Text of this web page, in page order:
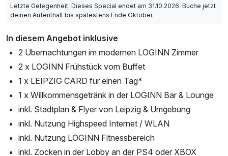
Letzte Gelegenheit: Dieses Special endet am 31.10.2026. Buche jetzt
deinen Aufenthalt bis spätestens Ende Oktober.
In diesem Angebot inklusive
2 Übernachtungen im modernen LOGINN Zimmer
2 x LOGINN Frühstück vom Buffet
1 x LEIPZIG CARD für einen Tag*
1 x Willkommensgetränk in der LOGINN Bar & Lounge
inkl. Stadtplan & Flyer von Leipzig & Umgebung
inkl. Nutzung Highspeed Internet / WLAN
inkl. Nutzung LOGINN Fitnessbereich
inkl. Zocken in der Lobby an der PS4 oder XBOX